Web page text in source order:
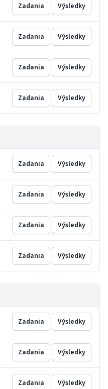
Zadania Výsledky
Zadania Výsledky
Zadania Výsledky
Zadania Výsledky
Zadania Výsledky
Zadania Výsledky
Zadania Výsledky
Zadania Výsledky
Zadania Výsledky
Zadania Výsledky
Zadania Výsledky